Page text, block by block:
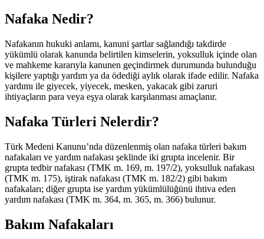
Nafaka Nedir?
Nafakanın hukuki anlamı, kanuni şartlar sağlandığı takdirde
yükümlü olarak kanunda belirtilen kimselerin, yoksulluk içinde olan
ve mahkeme kararıyla kanunen geçindirmek durumunda bulunduğu
kişilere yaptığı yardım ya da ödediği aylık olarak ifade edilir. Nafaka
yardımı ile giyecek, yiyecek, mesken, yakacak gibi zaruri
ihtiyaçların para veya eşya olarak karşılanması amaçlanır.
Nafaka Türleri Nelerdir?
Türk Medeni Kanunu’nda düzenlenmiş olan nafaka türleri bakım
nafakaları ve yardım nafakası şeklinde iki grupta incelenir. Bir
grupta tedbir nafakası (TMK m. 169, m. 197/2), yoksulluk nafakası
(TMK m. 175), iştirak nafakası (TMK m. 182/2) gibi bakım
nafakaları; diğer grupta ise yardım yükümlülüğünü ihtiva eden
yardım nafakası (TMK m. 364, m. 365, m. 366) bulunur.
Bakım Nafakaları